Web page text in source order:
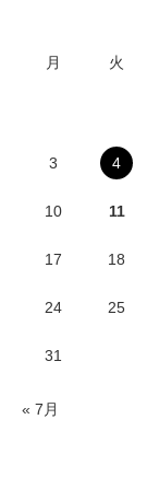
月 火
3 4
10 11
17 18
24 25
31
« 7月